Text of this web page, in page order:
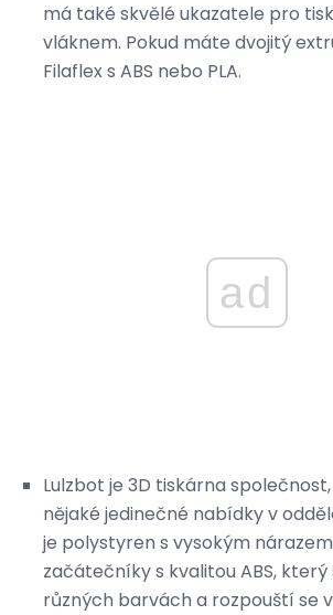
má také skvělé ukazatele pro
vláknem. Pokud máte dvojitý
Filaflex s ABS nebo PLA.
ad
Lulzbot je 3D tiskárna
nějaké jedinečné nabídky v
je polystyren s vysokým
začátečníky s kvalitou ABS,
různých barvách a rozpouští se